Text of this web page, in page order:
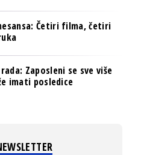
Četiri filma, četiri
Zaposleni se sve više
imati posledice